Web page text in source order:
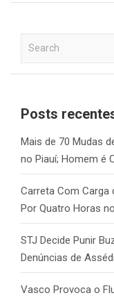
a
c
Posts
Mais de 70 Mudas
no Piauí; Homem é
Carreta Com Carga
Por Quatro Horas
STJ Decide Punir
Denúncias de
Vasco Provoca o